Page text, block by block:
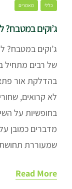
כללי מאמרים
ג’וקים במטבח?
ג’וקים במטבח?
של רבים מתחיל
בהדלקת אור
לא קרואים,
בחופשיות על
מדברים כמובן
שמעוררת
Read More